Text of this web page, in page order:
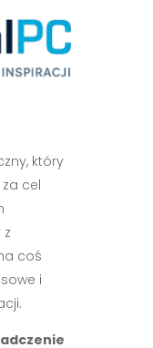
który
cel
coś
i